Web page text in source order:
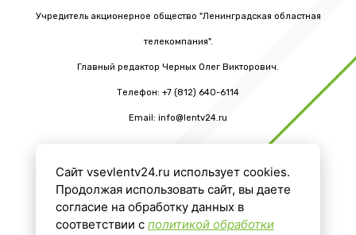
Учредитель акционерное общество "Ленинградская областная
телекомпания".
Главный редактор Черных Олег Викторович.
Телефон: +7 (812) 640-6114
Email: info@lentv24.ru
16+
Сайт vsevlentv24.ru использует cookies.
Продолжая использовать сайт, вы даете
согласие на обработку данных в
соответствии с политикой обработки